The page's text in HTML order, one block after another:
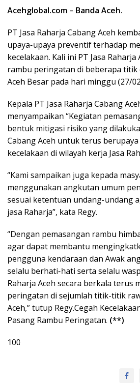
Acehglobal.com – Banda Aceh.
PT Jasa Raharja Cabang Aceh
upaya-upaya preventif terhadap
kecelakaan. Kali ini PT Jasa
rambu peringatan di beberapa titik
Aceh Besar pada hari minggu (27/
Kepala PT Jasa Raharja Cabang
menyampaikan “Kegiatan
bentuk mitigasi risiko yang
Cabang Aceh untuk terus
kecelakaan di wilayah kerja Jasa
“Kami sampaikan juga kepada
menggunakan angkutan umum
sesuai ketentuan undang-undang
jasa Raharja”, kata Regy.
“Dengan pemasangan rambu
agar dapat membantu
pengguna kendaraan dan Awak
selalu berhati-hati serta selalu
Raharja Aceh secara berkala terus
peringatan di sejumlah titik-titik
Aceh,” tutup Regy.Cegah
Pasang Rambu Peringatan. (**)
100